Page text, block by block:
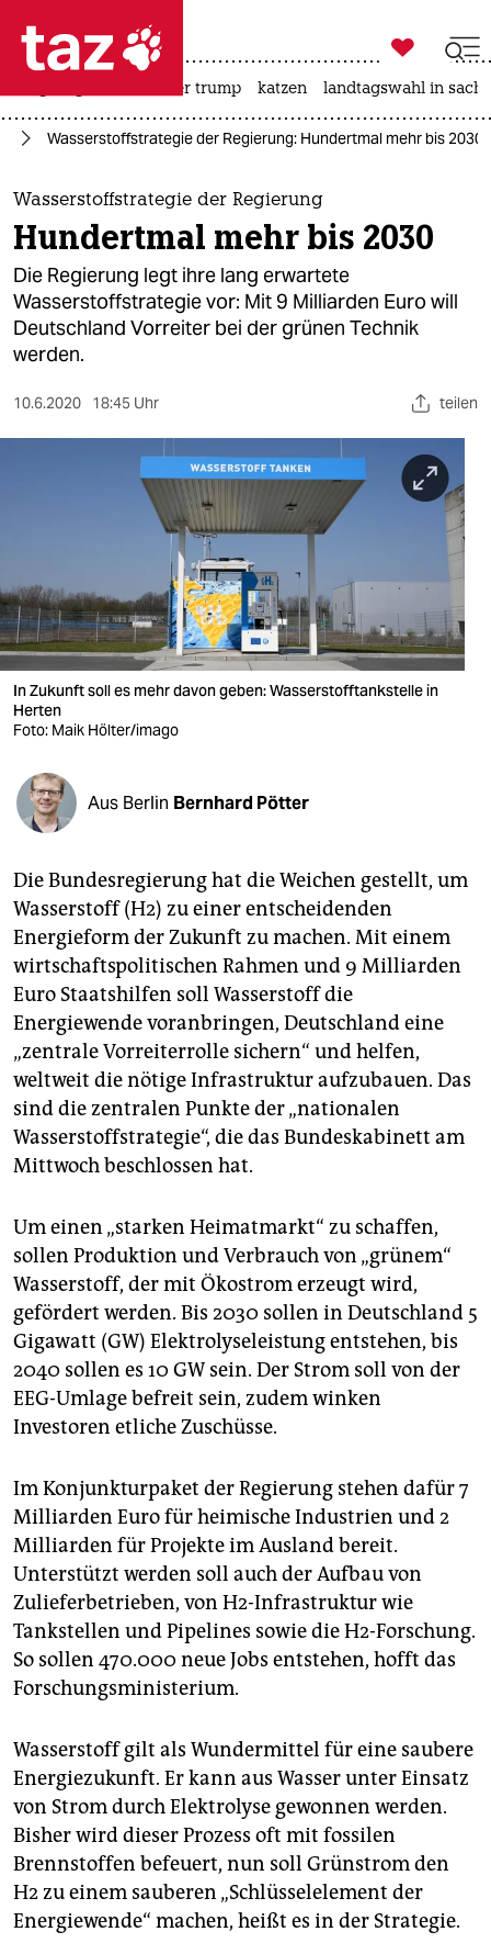
 taz zahl ich
taz zahl ich
themen
politik
öko
gesellschaft
kultur
sport
wahrheit
verlag
verlag
veranstaltungen
shop
fragen & hilfe
abo
genossenschaft
epaper login

taz zahl ich
usa unter trump katzen landtagswahl in
Wasserstoffstrategie der Regierung: Hundertmal mehr bis 2030
Wasserstoffstrategie der Regierung
Hundertmal mehr bis 2030
Die Regierung legt ihre lang erwartete
Wasserstoffstrategie vor: Mit 9 Milliarden Euro will
Deutschland Vorreiter bei der grünen Technik
werden.
10.6.2020 18:45 Uhr teilen
In Zukunft soll es mehr davon geben: Wasserstofftankstelle in
Herten
Foto: Maik Hölter/imago
Aus Berlin Bernhard Pötter
Die Bundesregierung hat die Weichen gestellt, um
Wasserstoff (H2) zu einer entscheidenden
Energieform der Zukunft zu machen. Mit einem
wirtschaftspolitischen Rahmen und 9 Milliarden
Euro Staatshilfen soll Wasserstoff die
Energiewende voranbringen, Deutschland eine
„zentrale Vorreiterrolle sichern“ und helfen,
weltweit die nötige Infrastruktur aufzubauen. Das
sind die zentralen Punkte der „nationalen
Wasserstoffstrategie“, die das Bundeskabinett am
Mittwoch beschlossen hat.
Um einen „starken Heimatmarkt“ zu schaffen,
sollen Produktion und Verbrauch von „grünem“
Wasserstoff, der mit Ökostrom erzeugt wird,
gefördert werden. Bis 2030 sollen in Deutschland 5
Gigawatt (GW) Elektrolyseleistung entstehen, bis
2040 sollen es 10 GW sein. Der Strom soll von der
EEG-Umlage befreit sein, zudem winken
Investoren etliche Zuschüsse.
Im Konjunkturpaket der Regierung stehen dafür 7
Milliarden Euro für heimische Industrien und 2
Milliarden für Projekte im Ausland bereit.
Unterstützt werden soll auch der Aufbau von
Zulieferbetrieben, von H2-Infrastruktur wie
Tankstellen und Pipelines sowie die H2-Forschung.
So sollen 470.000 neue Jobs entstehen, hofft das
Forschungsministerium.
Wasserstoff gilt als Wundermittel für eine saubere
Energiezukunft. Er kann aus Wasser unter Einsatz
von Strom durch Elektrolyse gewonnen werden.
Bisher wird dieser Prozess oft mit fossilen
Brennstoffen befeuert, nun soll Grünstrom den
H2 zu einem sauberen „Schlüsselelement der
Energiewende“ machen, heißt es in der Strategie.